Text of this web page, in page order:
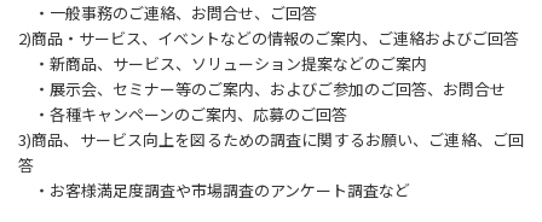
・一般事務のご連絡、お問合せ、ご回答
2)商品・サービス、イベントなどの情報のご案内、ご連絡およびご回答
・新商品、サービス、ソリューション提案などのご案内
・展示会、セミナー等のご案内、およびご参加のご回答、お問合せ
・各種キャンペーンのご案内、応募のご回答
3)商品、サービス向上を図るための調査に関するお願い、ご連絡、ご回
答
・お客様満足度調査や市場調査のアンケート調査など